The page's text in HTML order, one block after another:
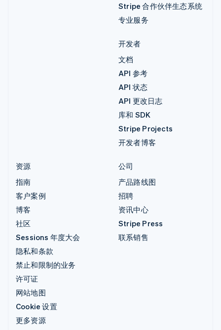
Stripe 合作伙伴生态系统
专业服务
开发者
文档
API 参考
API 状态
API 更改日志
库和 SDK
Stripe Projects
开发者博客
资源
指南
客户案例
博客
社区
Sessions 年度大会
隐私和条款
禁止和限制的业务
许可证
网站地图
Cookie 设置
更多资源
公司
产品路线图
招聘
资讯中心
Stripe Press
联系销售